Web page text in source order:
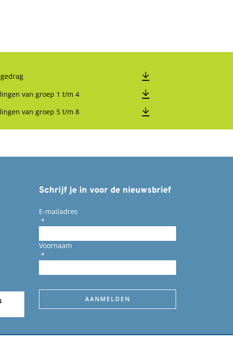
van groep 1 t/m 4
van groep 5 t/m 8
Schrijf je in voor de nieuwsbrief
E-mailadres
*
Voornaam
*